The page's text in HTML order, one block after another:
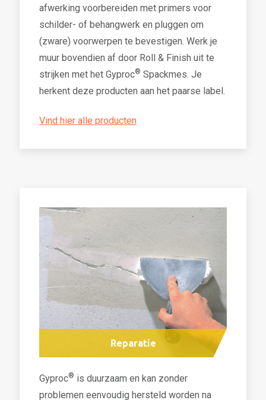
afwerking voorbereiden met primers voor
schilder- of behangwerk en pluggen om
(zware) voorwerpen te bevestigen. Werk je
muur bovendien af door Roll & Finish uit te
strijken met het Gyproc® Spackmes. Je
herkent deze producten aan het paarse label.
Vind hier alle producten
Reparatie
Gyproc® is duurzaam en kan zonder
problemen eenvoudig hersteld worden na